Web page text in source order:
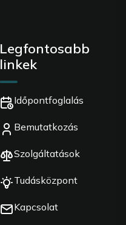
Legfontosabb
linkek
Időpontfoglalás
Bemutatkozás
Szolgáltatások
Tudásközpont
Kapcsolat